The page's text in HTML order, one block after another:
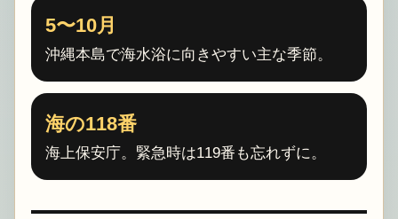
5〜10月
沖縄本島で海水浴に向きやすい主な季節。
海の118番
海上保安庁。緊急時は119番も忘れずに。